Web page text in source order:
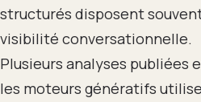
structurés disposent
visibilité conversationnelle.
Plusieurs analyses publiées
les moteurs génératifs